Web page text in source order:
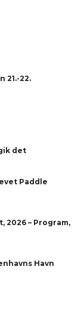
21.-22.
det
Paddle
2026 – Program,
Havn